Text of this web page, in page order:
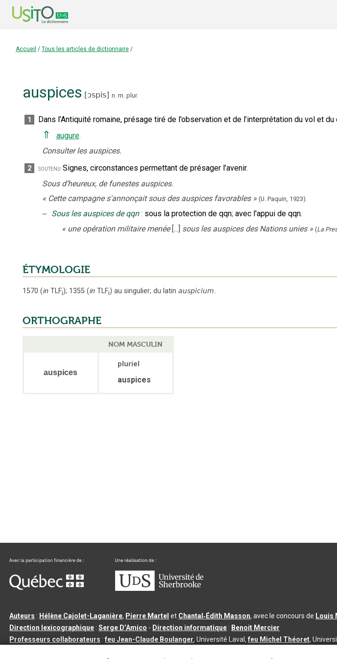
Accueil / Tous les articles de dictionnaire /
auspices [ɔspis] n. m. plur.
1 Dans l’Antiquité romaine, présage tiré de l’observation et de l’interprétation du vol et
⇑ augure.
Consulter les auspices.
2 soutenu Signes, circonstances permettant de présager l’avenir.
Sous d’heureux, de funestes auspices.
« Cette campagne s'annonçait sous des auspices favorables » (U. Paquin, 1923).
‒ Sous les auspices de qqn : sous la protection de qqn; avec l'appui de qqn.
« une opération militaire menée [...] sous les auspices des Nations unies » (La
ÉTYMOLOGIE
1570 (in TLFi); 1355 (in TLFi) au singulier; du latin auspicium.
ORTHOGRAPHE
NOM MASCULIN
auspices
pluriel
auspices
Auteurs : Hélène Cajolet-Laganière, Pierre Martel et Chantal‑Édith Masson, avec le concours de Louis
Direction lexicographique :Serge D’Amico - Direction informatique : Benoit Mercier
Professeurs collaborateurs :feu Jean-Claude Boulanger, Université Laval,feu Michel Théoret,